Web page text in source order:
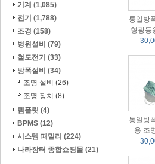
기계 (1,085)
전기 (1,788)
조경 (158)
병원설비 (79)
철도전기 (33)
방폭설비 (34)
조명 설비 (26)
조명 장치 (8)
템플릿 (4)
BPMS (12)
시스템 패밀리 (224)
나라장터 종합쇼핑몰 (21)
통일방
형광등
통일방
용 조